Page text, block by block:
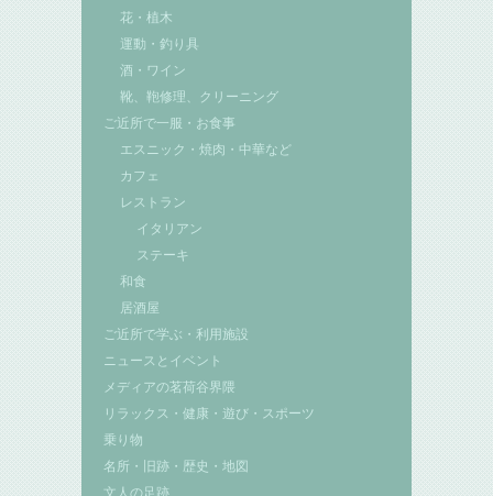
花・植木
運動・釣り具
酒・ワイン
靴、鞄修理、クリーニング
ご近所で一服・お食事
エスニック・焼肉・中華など
カフェ
レストラン
イタリアン
ステーキ
和食
居酒屋
ご近所で学ぶ・利用施設
ニュースとイベント
メディアの茗荷谷界隈
リラックス・健康・遊び・スポーツ
乗り物
名所・旧跡・歴史・地図
文人の足跡